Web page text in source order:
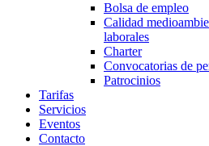
Bolsa de empleo
Calidad
laborales
Charter
Convocatorias de
Patrocinios
Tarifas
Servicios
Eventos
Contacto